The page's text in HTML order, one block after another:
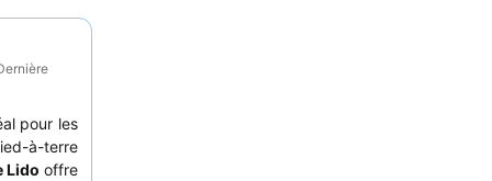
pour les
à-terre
Lido offre